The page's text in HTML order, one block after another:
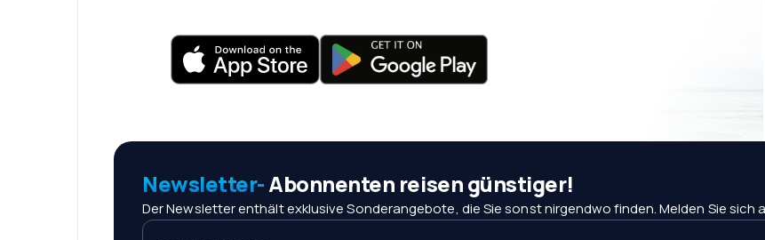
Newsletter-Abonnenten reisen günstiger!
Der Newsletter enthält exklusive Sonderangebote, die Sie sonst nirgendwo finden. Melden Sie sich
Ihre E-Mail-Adresse